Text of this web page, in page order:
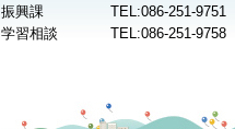
振興課
TEL:086-251-
学習相談
TEL:086-251-